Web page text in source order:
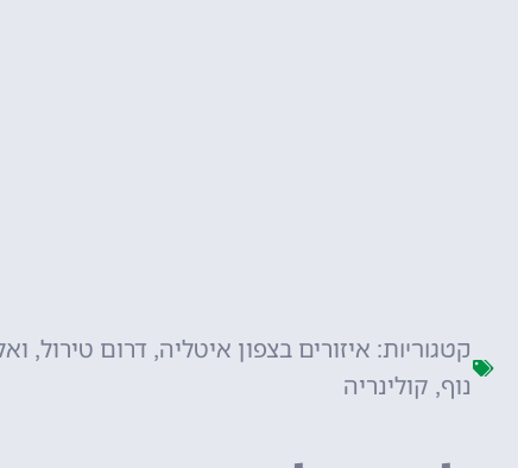
קטגוריות: איזורים בצפון איטליה, דרום טירול,
נוף, קולינריה